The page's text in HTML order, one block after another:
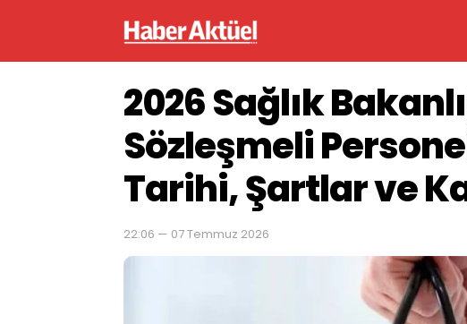
2026 Sağlık
Sözleşmeli
Tarihi, Şartlar ve
22:06 — 07 Temmuz 2026